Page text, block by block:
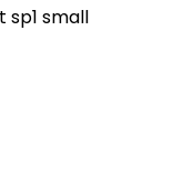
sp1 small